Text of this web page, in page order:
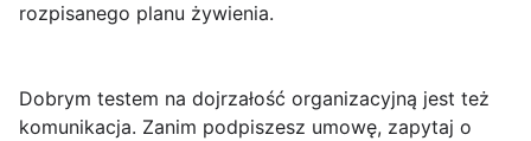
rozpisanego planu żywienia.
Dobrym testem na dojrzałość organizacyjną jest też
komunikacja. Zanim podpiszesz umowę, zapytaj o